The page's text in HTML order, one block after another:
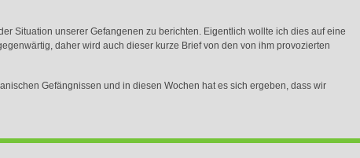
Situation unserer Gefangenen zu berichten. Eigentlich wollte ich dies auf eine
daher wird auch dieser kurze Brief von den von ihm provozierten
Gefängnissen und in diesen Wochen hat es sich ergeben, dass wir